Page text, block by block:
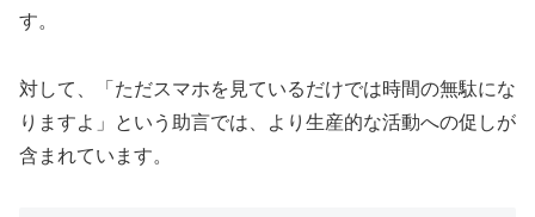
す。
対して、「ただスマホを見ているだけでは時間の無駄にな
りますよ」という助言では、より生産的な活動への促しが
含まれています。